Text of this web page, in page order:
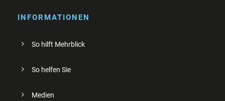
INFORMATIONEN
So hilft Mehrblick
So helfen Sie
Medien